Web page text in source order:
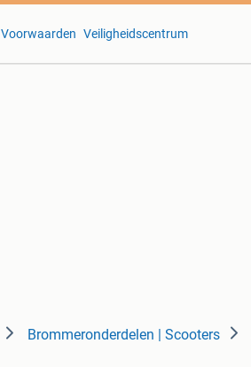
Voorwaarden Veiligheidscentrum
Brommeronderdelen | Scooters